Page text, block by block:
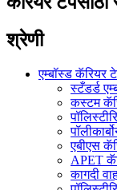
श्रेणी
एम्बॉस्ड कॅरियर
स्टँडर्ड
कस्टम
एबीएस
APET
कागदी